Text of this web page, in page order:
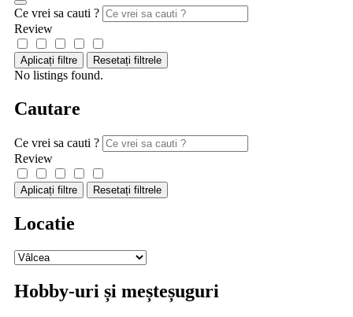
Ce vrei sa cauti ?
Review
Aplicați filtre Resetați filtrele
No listings found.
Cautare
Ce vrei sa cauti ?
Review
Aplicați filtre Resetați filtrele
Locatie
Hobby-uri și meșteșuguri